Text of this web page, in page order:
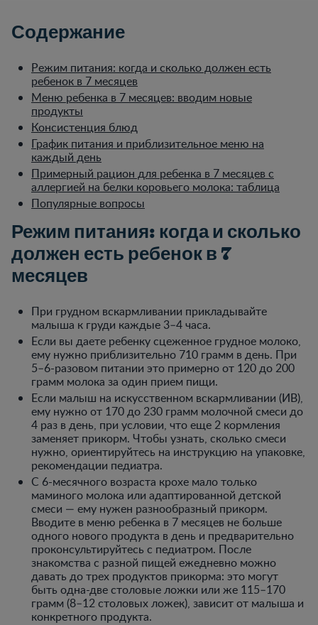
Содержание
Режим питания: когда и сколько должен есть
ребенок в 7 месяцев
Меню ребенка в 7 месяцев: вводим новые
продукты
Консистенция блюд
График питания и приблизительное меню на
каждый день
Примерный рацион для ребенка в 7 месяцев с
аллергией на белки коровьего молока: таблица
Популярные вопросы
Режим питания: когда и сколько
должен есть ребенок в 7
месяцев
При грудном вскармливании прикладывайте
малыша к груди каждые 3–4 часа.
Если вы даете ребенку сцеженное грудное молоко,
ему нужно приблизительно 710 грамм в день. При
5–6-разовом питании это примерно от 120 до 200
грамм молока за один прием пищи.
Если малыш на искусственном вскармливании (ИВ),
ему нужно от 170 до 230 грамм молочной смеси до
4 раз в день, при условии, что еще 2 кормления
заменяет прикорм. Чтобы узнать, сколько смеси
нужно, ориентируйтесь на инструкцию на упаковке,
рекомендации педиатра.
С 6-месячного возраста крохе мало только
маминого молока или адаптированной детской
смеси — ему нужен разнообразный прикорм.
Вводите в меню ребенка в 7 месяцев не больше
одного нового продукта в день и предварительно
проконсультируйтесь с педиатром. После
знакомства с разной пищей ежедневно можно
давать до трех продуктов прикорма: это могут
быть одна-две столовые ложки или же 115–170
грамм (8–12 столовых ложек), зависит от малыша и
конкретного продукта.